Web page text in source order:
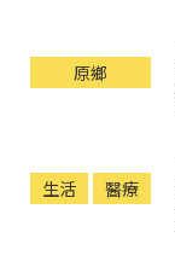
原鄉
生活 醫療